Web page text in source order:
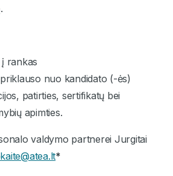
rankas
nuo kandidato (-ės)
patirties, sertifikatų bei
apimties.
valdymo partnerei Jurgitai
*